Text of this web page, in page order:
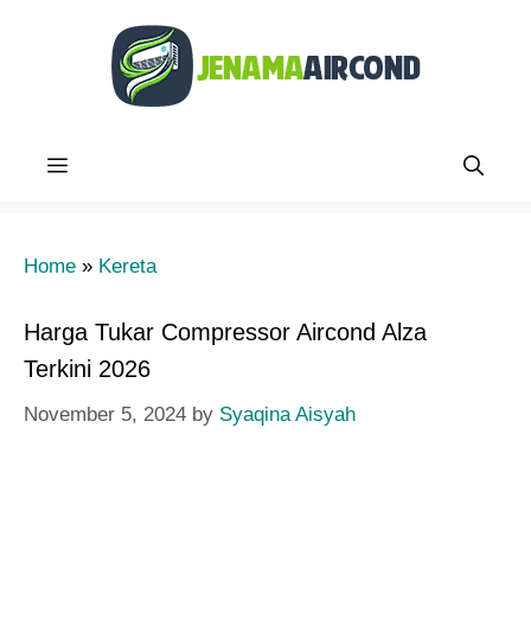
Menu
Home » Kereta
Harga Tukar Compressor Aircond Alza
Terkini 2026
November 5, 2024 by Syaqina Aisyah